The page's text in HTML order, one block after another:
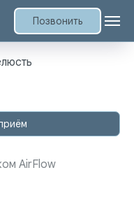
Позвонить
AirFlow